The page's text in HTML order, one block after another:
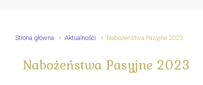
Strona główna Aktualności Nabożeństwa Pasyjne 2023
Nabożeństwa Pasyjne 2023